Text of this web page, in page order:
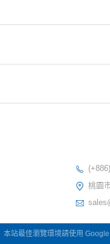
桃園
本站最佳瀏覽環境請使用